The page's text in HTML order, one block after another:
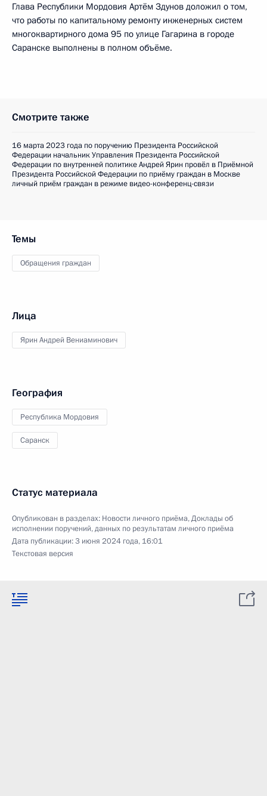
Глава Республики Мордовия Артём Здунов доложил о том,
что работы по капитальному ремонту инженерных систем
многоквартирного дома 95 по улице Гагарина в городе
Саранске выполнены в полном объёме.
Смотрите также
16 марта 2023 года по поручению Президента Российской
Федерации начальник Управления Президента Российской
Федерации по внутренней политике Андрей Ярин провёл в Приёмной
Президента Российской Федерации по приёму граждан в Москве
личный приём граждан в режиме видео-конференц-связи
Темы
Обращения граждан
Лица
Ярин Андрей Вениаминович
География
Республика Мордовия
Саранск
Статус материала
Опубликован в разделах: Новости личного приёма,Доклады об
исполнении поручений, данных по результатам личного приёма
Дата публикации:3 июня 2024 года, 16:01
Текстовая версия